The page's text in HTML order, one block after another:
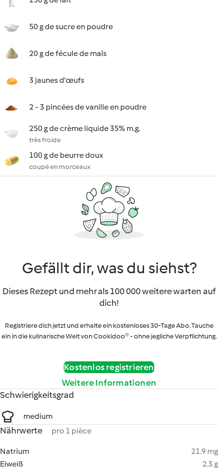
50 g de sucre en poudre
20 g de fécule de maïs
3 jaunes d'œufs
2 - 3 pincées de vanille en poudre
250 g de crème liquide 35% m.g.
très froide
100 g de beurre doux
coupé en morceaux
Gefällt dir, was du siehst?
Dieses Rezept und mehr als 100 000 weitere warten auf
dich!
Registriere dich jetzt und erhalte ein kostenloses 30-Tage Abo. Tauche
ein in die kulinarische Welt von Cookidoo® - ohne jegliche Verpflichtung.
Kostenlos registrieren
Weitere Informationen
Schwierigkeitsgrad
medium
Nährwerte pro 1 pièce
Natrium
21.9 mg
Eiweiß
2.3 g